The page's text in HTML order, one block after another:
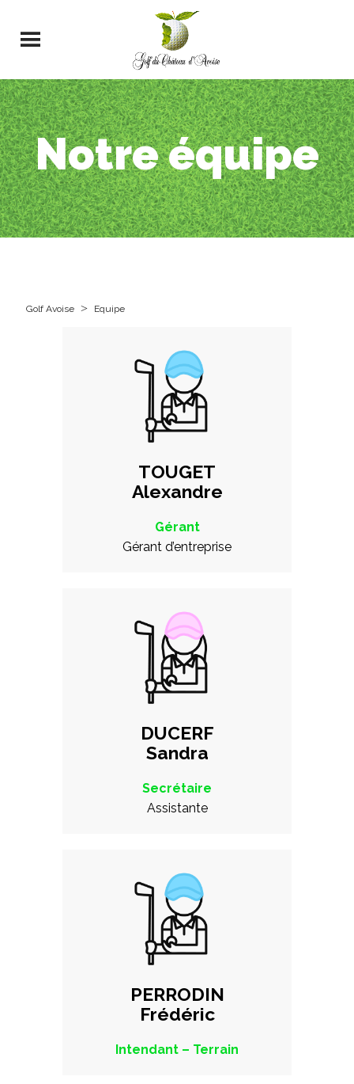
Notre équipe
Golf Avoise > Equipe
TOUGET
Alexandre
Gérant
Gérant d’entreprise
DUCERF
Sandra
Secrétaire
Assistante
PERRODIN
Frédéric
Intendant – Terrain